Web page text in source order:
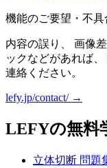
機能のご要望・不具
内容の誤り、 画像
ックなどがあれば
連絡ください。
lefy.jp/contact/ →
LEFYの無料
立体切断 問題